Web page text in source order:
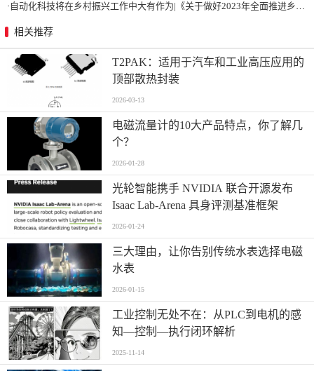
· 自动化科技将在乡村振兴工作中大有作为|《关于做好2023年全面推进乡村振兴重点工作的意见》发布
相关推荐
T2PAK：适用于汽车和工业高压应用的
顶部散热封装
2026-03-13
电磁流量计的10大产品特点，你了解几
个？
2026-01-28
光轮智能携手 NVIDIA 联合开源发布
Isaac Lab-Arena 具身评测基准框架
2026-01-24
三大理由，让你告别传统水表选择电磁
水表
2026-01-15
工业控制无处不在：从PLC到电机的感
知—控制—执行闭环解析
2025-11-14